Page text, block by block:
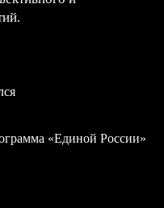
«Единой России»